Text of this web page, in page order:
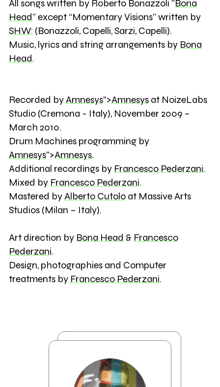
All songs written by Roberto Bonazzoli ”Bona
Head” except “Momentary Visions” written by
SHW: (Bonazzoli, Capelli, Sarzi, Capelli).
Music, lyrics and string arrangements by Bona
Head.
Recorded byAmnesys">Amnesysat NoizeLabs
Studio (Cremona - Italy), November 2009 –
March 2010.
Drum Machines programming by
Amnesys">Amnesys.
Additional recordings by Francesco Pederzani.
Mixed by Francesco Pederzani.
Mastered byAlberto Cutoloat Massive Arts
Studios (Milan – Italy).
Art direction by Bona Head & Francesco
Pederzani.
Design, photographies and Computer
treatments by Francesco Pederzani.